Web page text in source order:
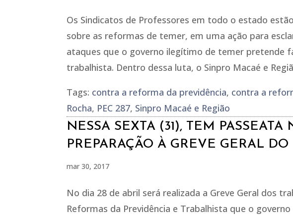
Os Sindicatos de Professores em todo o estado
sobre as reformas de temer, em uma ação para
ataques que o governo ilegítimo de temer pretende
trabalhista. Dentro dessa luta, o Sinpro Macaé e
Tags: contra a reforma da previdência, contra a
Rocha, PEC 287, Sinpro Macaé e Região
NESSA SEXTA (31), TEM
PREPARAÇÃO À GREVE GERAL
mar 30, 2017
No dia 28 de abril será realizada a Greve Geral dos
Reformas da Previdência e Trabalhista que o